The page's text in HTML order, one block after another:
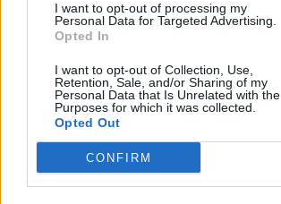
I want to opt-out of processing my
Personal Data for Targeted Advertising.
Opted In
I want to opt-out of Collection, Use,
Retention, Sale, and/or Sharing of my
Personal Data that Is Unrelated with the
Purposes for which it was collected.
Opted Out
CONFIRM